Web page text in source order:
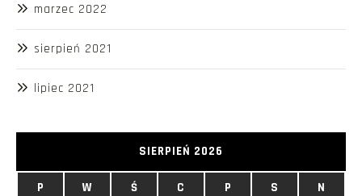
marzec 2022
sierpień 2021
lipiec 2021
SIERPIEŃ 2026
P W Ś C P S N